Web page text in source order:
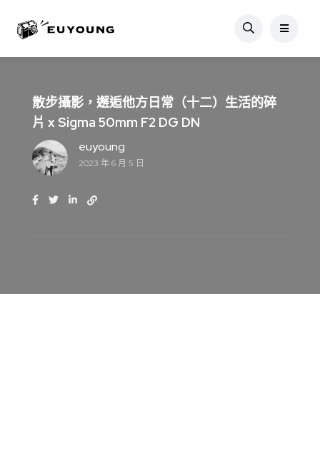
散步攝影，邂逅他方日常（十二）生活的碎
片 x Sigma 50mm F2 DG DN
euyoung
2023 年 6 月 5 日